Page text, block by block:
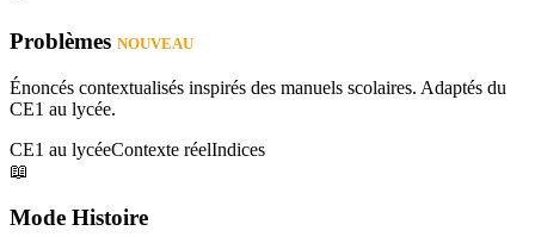
Problèmes NOUVEAU
Énoncés contextualisés inspirés des manuels scolaires. Adaptés du
CE1 au lycée.
CE1 au lycéeContexte réelIndices
📖
Mode Histoire